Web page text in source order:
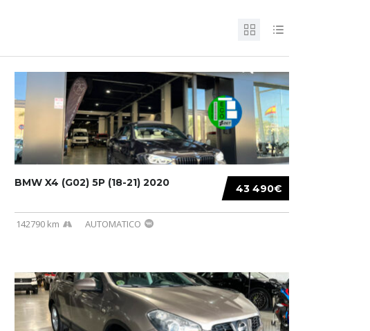
43 490€
BMW X4 (G02) 5P (18-21) 2020
142790 km AUTOMATICO